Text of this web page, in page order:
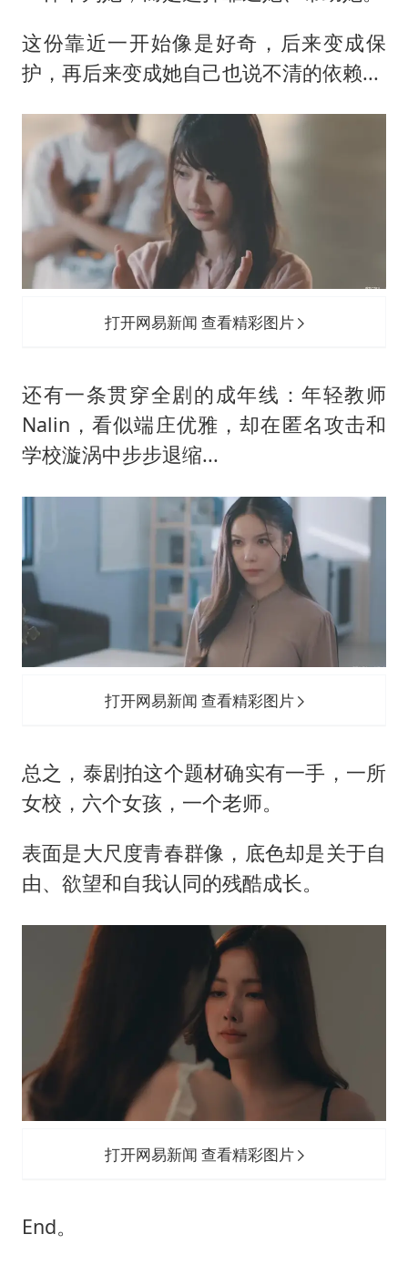
这份靠近一开始像是好奇，后来变成保
护，再后来变成她自己也说不清的依赖...
打开网易新闻 查看精彩图片
还有一条贯穿全剧的成年线：年轻教师
Nalin，看似端庄优雅，却在匿名攻击和
学校漩涡中步步退缩...
打开网易新闻 查看精彩图片
总之，泰剧拍这个题材确实有一手，一所
女校，六个女孩，一个老师。
表面是大尺度青春群像，底色却是关于自
由、欲望和自我认同的残酷成长。
打开网易新闻 查看精彩图片
End。